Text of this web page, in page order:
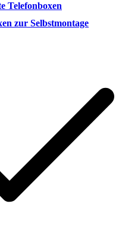
Telefonboxen
zur Selbstmontage